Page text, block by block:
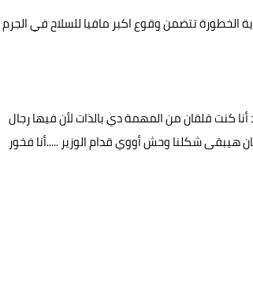
الخطورة تتضمن وقوع اكبر مافيا للسلاح في الجرم
كنت قلقان من المهمة دي بالذات لأن فيها رجال
شكلنا وحش أووي قدام الوزير .....أنا فخور